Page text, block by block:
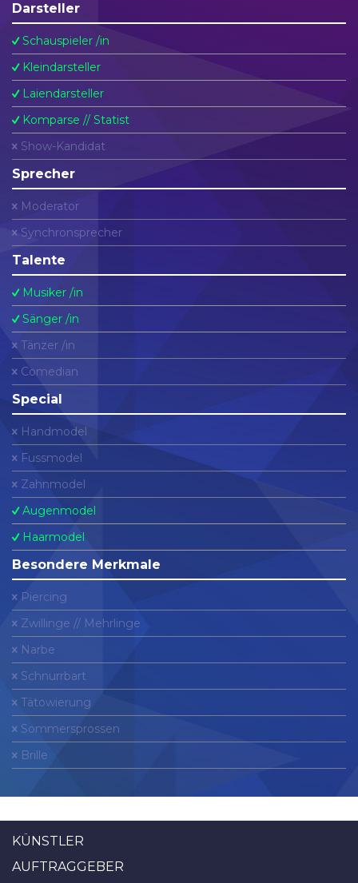
Darsteller
Schauspieler /in
Kleindarsteller
Laiendarsteller
Komparse // Statist
Show-Kandidat
Sprecher
Moderator
Synchronsprecher
Talente
Musiker /in
Sänger /in
Tänzer /in
Comedian
Special
Handmodel
Fussmodel
Zahnmodel
Augenmodel
Haarmodel
Besondere Merkmale
Piercing
Zwillinge // Mehrlinge
Narbe
Schnurrbart
Tätowierung
Sommersprossen
Brille
KÜNSTLER
AUFTRAGGEBER